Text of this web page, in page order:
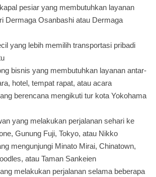
pesiar yang membutuhkan layanan
Dermaga Osanbashi atau Dermaga
yang lebih memilih transportasi pribadi
bisnis yang membutuhkan layanan antar-
hotel, tempat rapat, atau acara
berencana mengikuti tur kota Yokohama
yang melakukan perjalanan sehari ke
Gunung Fuji, Tokyo, atau Nikko
mengunjungi Minato Mirai, Chinatown,
atau Taman Sankeien
melakukan perjalanan selama beberapa